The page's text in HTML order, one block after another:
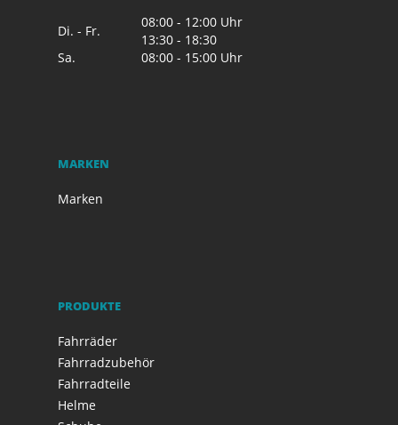
Di. - Fr.
08:00 - 12:00 Uhr
13:30 - 18:30
Sa.
08:00 - 15:00 Uhr
MARKEN
Marken
PRODUKTE
Fahrräder
Fahrradzubehör
Fahrradteile
Helme